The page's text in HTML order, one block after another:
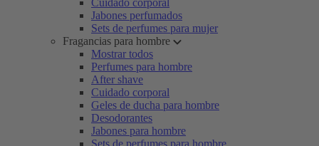
Cuidado corporal
Jabones perfumados
Sets de perfumes para mujer
Fragancias para hombre
Mostrar todos
Perfumes para hombre
After shave
Cuidado corporal
Geles de ducha para hombre
Desodorantes
Jabones para hombre
Sets de perfumes para hombre